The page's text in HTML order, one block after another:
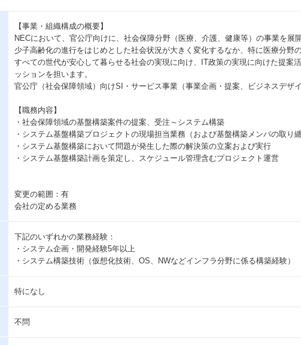
【事業・組織構成の概要】
NECにおいて、官公庁向けに、社会保障分野（医療、介護、健康等）の事業を展
少子高齢化の進行をはじめとした社会状況が大きく変化するなか、特に医療分野
すべての世代が安心して暮らせる社会の実現に向け、IT政策の実現に向けた提案
ッションを担います。
官公庁（社会保障領域）向けSI・サービス事業（事業企画・提案、ビジネスデザ
【職務内容】
・社会保障領域の基盤構築案件の提案、受注～システム構築
・システム基盤構築プロジェクトの現場担当業務（および基盤構築メンバの取り纏
・システム基盤構築において問題が発生した際の解決策の立案および実行
・システム基盤構築計画を策定し、スケジュール管理含むプロジェクト運営
変更の範囲：有
会社の定める業務
下記のいずれかの業務経験：
・システム企画・開発経験5年以上
・システム構築技術（仮想化技術、OS、NWなどインフラ分野に係る構築経験）
特になし
不問